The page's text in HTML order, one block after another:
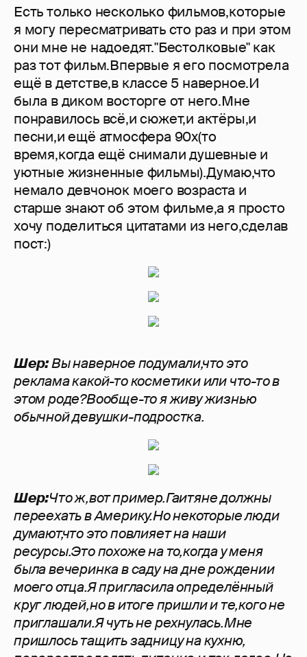
Есть только несколько фильмов,которые
я могу пересматривать сто раз и при этом
они мне не надоедят."Бестолковые" как
раз тот фильм.Впервые я его посмотрела
ещё в детстве,в классе 5 наверное.И
была в диком восторге от него.Мне
понравилось всё,и сюжет,и актёры,и
песни,и ещё атмосфера 90х(то
время,когда ещё снимали душевные и
уютные жизненные фильмы).Думаю,что
немало девчонок моего возраста и
старше знают об этом фильме,а я просто
хочу поделиться цитатами из него,сделав
пост:)
Шер:Вы наверное подумали,что это
реклама какой-то косметики или что-то в
этом роде?Вообще-то я живу жизнью
обычной девушки-подростка.
Шер:Что ж,вот пример.Гаитяне должны
переехать в Америку.Но некоторые люди
думают,что это повлияет на наши
ресурсы.Это похоже на то,когда у меня
была вечеринка в саду на дне рождении
моего отца.Я пригласила определённый
круг людей,но в итоге пришли и те,кого не
приглашали.Я чуть не рехнулась.Мне
пришлось тащить задницу на кухню,